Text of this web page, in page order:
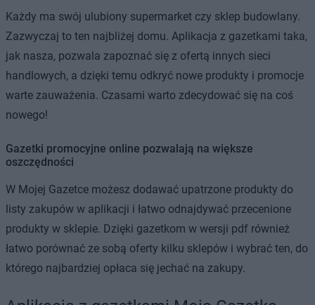
Każdy ma swój ulubiony supermarket czy sklep budowlany.
Zazwyczaj to ten najbliżej domu. Aplikacja z gazetkami taka,
jak nasza, pozwala zapoznać się z ofertą innych sieci
handlowych, a dzięki temu odkryć nowe produkty i promocje
warte zauważenia. Czasami warto zdecydować się na coś
nowego!
Gazetki promocyjne online pozwalają na większe
oszczędności
W Mojej Gazetce możesz dodawać upatrzone produkty do
listy zakupów w aplikacji i łatwo odnajdywać przecenione
produkty w sklepie. Dzięki gazetkom w wersji pdf również
łatwo porównać ze sobą oferty kilku sklepów i wybrać ten, do
którego najbardziej opłaca się jechać na zakupy.